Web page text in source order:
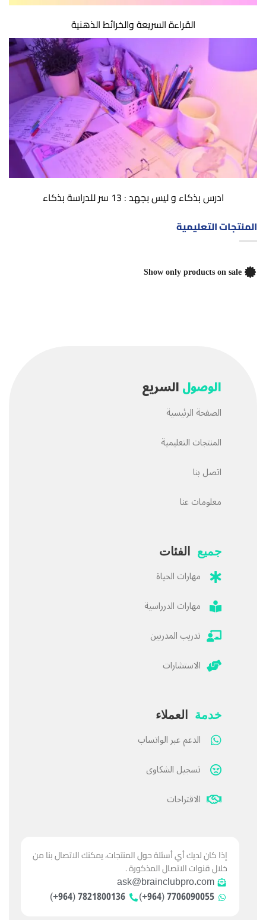
القراءة السريعة والخرائط الذهنية
ادرس بذكاء و ليس بجهد : 13 سر للدراسة بذكاء
المنتجات التعليمية
Show only products on sale
الوصولالسريع
الصفحة الرئيسية
المنتجات التعليمية
اتصل بنا
معلومات عنا
جميع الفئات
مهارات الحياة
مهارات الدرراسية
تدريب المدربين
الاستشارات
خدمة العملاء
الدعم عبر الواتساب
تسجيل الشكاوى
الاقتراحات
إذا كان لديك أي أسئلة حول المنتجات، يمكنك الاتصال بنا من
خلال قنوات الاتصال المذكورة .
ask@brainclubpro.com
7706090055 (964+)
7821800136 (964+)